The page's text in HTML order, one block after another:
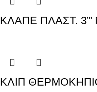
ΚΛΑΠΕ ΠΛΑΣΤ.
ΚΛΙΠ